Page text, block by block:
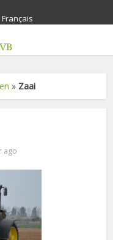
Français
» Zaai
ago